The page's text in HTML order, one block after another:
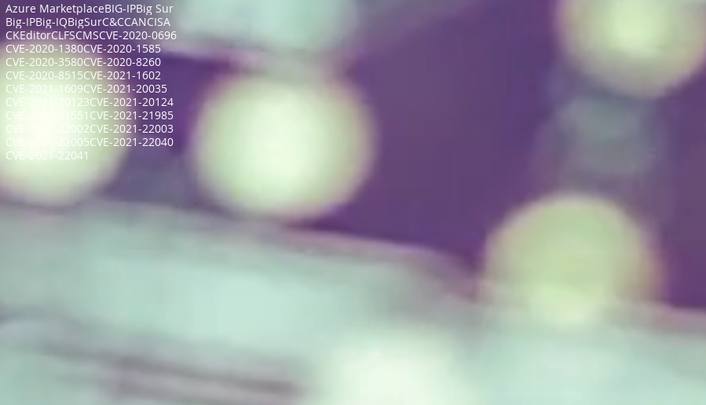
Azure MarketplaceBIG-IPBig Sur
Big-IPBig-IQBigSurC&CCANCISA
CKEditorCLFSCMSCVE-2020-0696
CVE-2020-1380CVE-2020-1585
CVE-2020-3580CVE-2020-8260
CVE-2020-8515CVE-2021-1602
CVE-2021-1609CVE-2021-20035
CVE-2021-20123CVE-2021-20124
CVE-2021-21551 CVE-2021-21985
CVE-2021-22002CVE-2021-22003
CVE-2021-22005CVE-2021-22040
CVE-2021-22041